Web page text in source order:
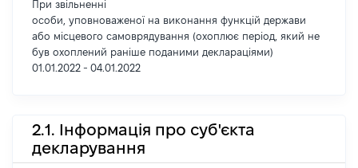
При звільненні
особи, уповноваженої на виконання функцій держави
або місцевого самоврядування (охоплює період, який не
був охоплений раніше поданими деклараціями)
01.01.2022 - 04.01.2022
2.1. Інформація про суб'єкта
декларування